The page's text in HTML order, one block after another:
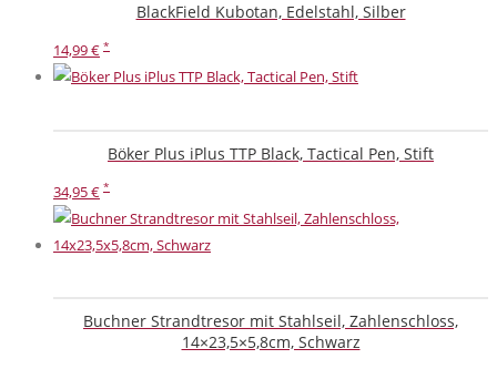
BlackField Kubotan, Edelstahl, Silber
14,99€
Böker Plus iPlus TTP Black, Tactical Pen, Stift
34,95€
Buchner Strandtresor mit Stahlseil, Zahlenschloss,
14×23,5×5,8cm, Schwarz